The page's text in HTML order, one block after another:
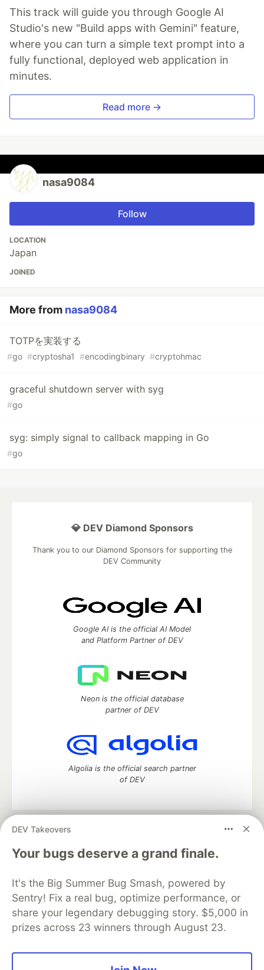
This track will guide you through Google AI
Studio's new "Build apps with Gemini" feature,
where you can turn a simple text prompt into a
fully functional, deployed web application in
minutes.
Read more →
nasa9084
Follow
LOCATION
Japan
JOINED
More from nasa9084
TOTPを実装する
#go #cryptosha1 #encodingbinary #cryptohmac
graceful shutdown server with syg
#go
syg: simply signal to callback mapping in Go
#go
DEV Takeovers
Your bugs deserve a grand finale.
It's the Big Summer Bug Smash, powered by
Sentry! Fix a real bug, optimize performance, or
share your legendary debugging story. $5,000 in
prizes across 23 winners through August 23.
💎 DEV Diamond Sponsors
Thank you to our Diamond Sponsors for supporting the
DEV Community
Google AI is the official AI Model
and Platform Partner of DEV
Neon is the official database
partner of DEV
Algolia is the official search partner
of DEV
DEV Community
— A space to discuss and keep up software
development and manage your software career
Home
DEV Challenges DEV++
Videos
Organization Accounts
DEV Showcase About
Contact
Free Postgres Database
DEV Shop
MLH
Code of Conduct
Privacy Policy
Terms of Use
Built on
— the open sourcesoftware that powers
and other inclusive communities.